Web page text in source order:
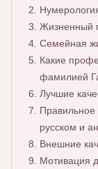
Жизненный
Семейная
Какие
фамилией
Лучшие
русском и
Внешние
Мотивация